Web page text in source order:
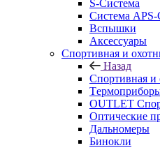
S-Система
Система
Вспышки
Аксессуары
Спортивная и
Назад
Спортивная и
OUTLET
Оптические
Дальномеры
Бинокли